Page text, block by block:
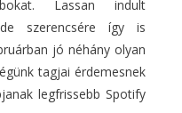
Lassan indult
szerencsére így is
jó néhány olyan
tagjai érdemesnek
legfrissebb Spotify